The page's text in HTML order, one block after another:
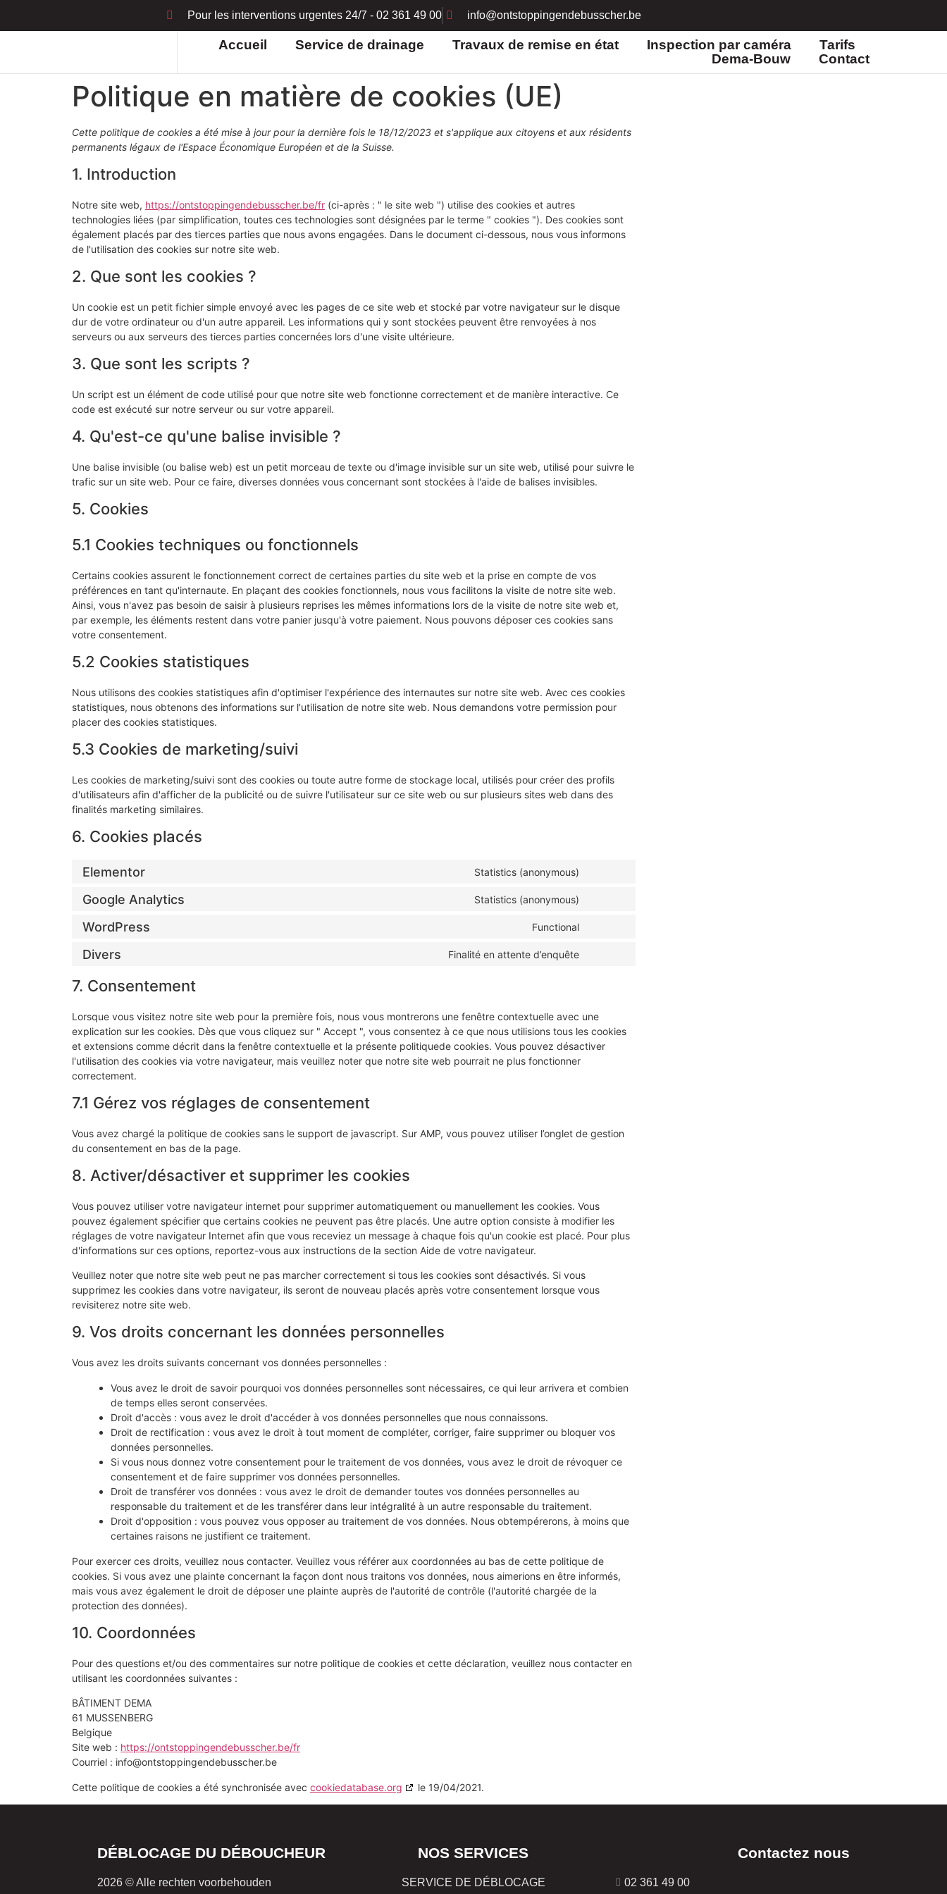
Pour les interventions urgentes 24/7 - 02 361 49 00 info@ontstoppingendebusscher.be
Accueil Service de drainage Travaux de remise en état Inspection par caméra
Tarifs
Dema-Bouw
Contact
Politique en matière de cookies (UE)
Cette politique de cookies a été mise à jour pour la dernière fois le 18/12/2023 et s'applique aux citoyens et aux résidents
permanents légaux de l'Espace Économique Européen et de la Suisse.
1. Introduction
Notre site web, https://ontstoppingendebusscher.be/fr (ci-après : " le site web ") utilise des cookies et autres
technologies liées (par simplification, toutes ces technologies sont désignées par le terme " cookies "). Des cookies sont
également placés par des tierces parties que nous avons engagées. Dans le document ci-dessous, nous vous informons
de l'utilisation des cookies sur notre site web.
2. Que sont les cookies ?
Un cookie est un petit fichier simple envoyé avec les pages de ce site web et stocké par votre navigateur sur le disque
dur de votre ordinateur ou d'un autre appareil. Les informations qui y sont stockées peuvent être renvoyées à nos
serveurs ou aux serveurs des tierces parties concernées lors d'une visite ultérieure.
3. Que sont les scripts ?
Un script est un élément de code utilisé pour que notre site web fonctionne correctement et de manière interactive. Ce
code est exécuté sur notre serveur ou sur votre appareil.
4. Qu'est-ce qu'une balise invisible ?
Une balise invisible (ou balise web) est un petit morceau de texte ou d'image invisible sur un site web, utilisé pour suivre le
trafic sur un site web. Pour ce faire, diverses données vous concernant sont stockées à l'aide de balises invisibles.
5. Cookies
5.1 Cookies techniques ou fonctionnels
Certains cookies assurent le fonctionnement correct de certaines parties du site web et la prise en compte de vos
préférences en tant qu'internaute. En plaçant des cookies fonctionnels, nous vous facilitons la visite de notre site web.
Ainsi, vous n'avez pas besoin de saisir à plusieurs reprises les mêmes informations lors de la visite de notre site web et,
par exemple, les éléments restent dans votre panier jusqu'à votre paiement. Nous pouvons déposer ces cookies sans
votre consentement.
5.2 Cookies statistiques
Nous utilisons des cookies statistiques afin d'optimiser l'expérience des internautes sur notre site web. Avec ces cookies
statistiques, nous obtenons des informations sur l'utilisation de notre site web. Nous demandons votre permission pour
placer des cookies statistiques.
5.3 Cookies de marketing/suivi
Les cookies de marketing/suivi sont des cookies ou toute autre forme de stockage local, utilisés pour créer des profils
d'utilisateurs afin d'afficher de la publicité ou de suivre l'utilisateur sur ce site web ou sur plusieurs sites web dans des
finalités marketing similaires.
6. Cookies placés
Elementor Statistics (anonymous)
Google Analytics Statistics (anonymous)
WordPress Functional
Divers Finalité en attente d’enquête
7. Consentement
Lorsque vous visitez notre site web pour la première fois, nous vous montrerons une fenêtre contextuelle avec une
explication sur les cookies. Dès que vous cliquez sur " Accept ", vous consentez à ce que nous utilisions tous les cookies
et extensions comme décrit dans la fenêtre contextuelle et la présente politiquede cookies. Vous pouvez désactiver
l'utilisation des cookies via votre navigateur, mais veuillez noter que notre site web pourrait ne plus fonctionner
correctement.
7.1 Gérez vos réglages de consentement
Vous avez chargé la politique de cookies sans le support de javascript. Sur AMP, vous pouvez utiliser l’onglet de gestion
du consentement en bas de la page.
8. Activer/désactiver et supprimer les cookies
Vous pouvez utiliser votre navigateur internet pour supprimer automatiquement ou manuellement les cookies. Vous
pouvez également spécifier que certains cookies ne peuvent pas être placés. Une autre option consiste à modifier les
réglages de votre navigateur Internet afin que vous receviez un message à chaque fois qu'un cookie est placé. Pour plus
d'informations sur ces options, reportez-vous aux instructions de la section Aide de votre navigateur.
Veuillez noter que notre site web peut ne pas marcher correctement si tous les cookies sont désactivés. Si vous
supprimez les cookies dans votre navigateur, ils seront de nouveau placés après votre consentement lorsque vous
revisiterez notre site web.
9. Vos droits concernant les données personnelles
Vous avez les droits suivants concernant vos données personnelles :
Vous avez le droit de savoir pourquoi vos données personnelles sont nécessaires, ce qui leur arrivera et combien
de temps elles seront conservées.
Droit d'accès : vous avez le droit d'accéder à vos données personnelles que nous connaissons.
Droit de rectification : vous avez le droit à tout moment de compléter, corriger, faire supprimer ou bloquer vos
données personnelles.
Si vous nous donnez votre consentement pour le traitement de vos données, vous avez le droit de révoquer ce
consentement et de faire supprimer vos données personnelles.
Droit de transférer vos données : vous avez le droit de demander toutes vos données personnelles au
responsable du traitement et de les transférer dans leur intégralité à un autre responsable du traitement.
Droit d'opposition : vous pouvez vous opposer au traitement de vos données. Nous obtempérerons, à moins que
certaines raisons ne justifient ce traitement.
Pour exercer ces droits, veuillez nous contacter. Veuillez vous référer aux coordonnées au bas de cette politique de
cookies. Si vous avez une plainte concernant la façon dont nous traitons vos données, nous aimerions en être informés,
mais vous avez également le droit de déposer une plainte auprès de l'autorité de contrôle (l'autorité chargée de la
protection des données).
10. Coordonnées
Pour des questions et/ou des commentaires sur notre politique de cookies et cette déclaration, veuillez nous contacter en
utilisant les coordonnées suivantes :
BÂTIMENT DEMA
61 MUSSENBERG
Belgique
Site web : https://ontstoppingendebusscher.be/fr
Courriel : info@ontstoppingendebusscher.be
Cette politique de cookies a été synchronisée avec cookiedatabase.org le 19/04/2021.
DÉBLOCAGE DU DÉBOUCHEUR
2026 © Alle rechten voorbehouden
NOS SERVICES
SERVICE DE DÉBLOCAGE
Contactez nous
02 361 49 00